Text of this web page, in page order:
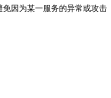
因为某一服务的异常或攻击